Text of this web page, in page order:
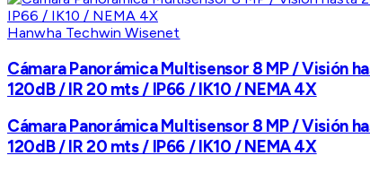
Hanwha Techwin Wisenet
Cámara Panorámica Multisensor 8 MP / Visión
120dB / IR 20 mts / IP66 / IK10 / NEMA 4X
Cámara Panorámica Multisensor 8 MP / Visión
120dB / IR 20 mts / IP66 / IK10 / NEMA 4X